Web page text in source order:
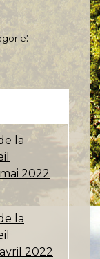
:
la
2022
la
2022